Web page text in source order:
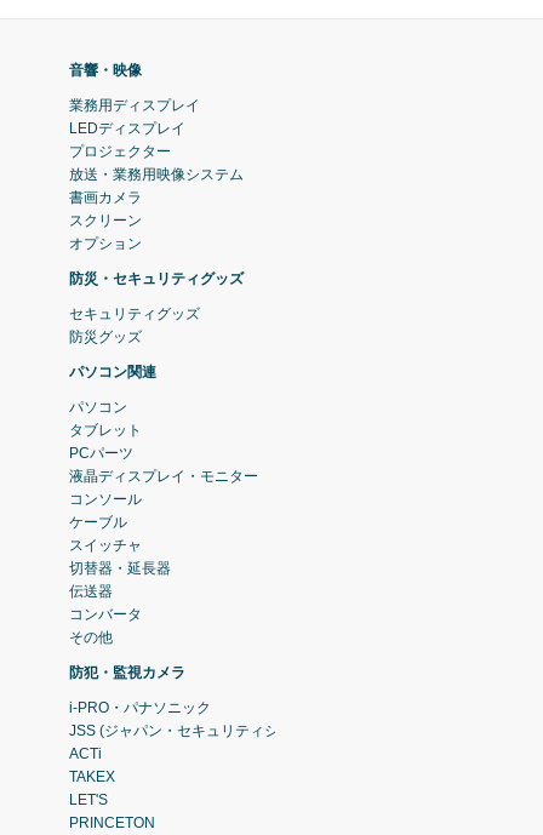
音響・映像
業務用ディスプレイ
LEDディスプレイ
プロジェクター
放送・業務用映像システム
書画カメラ
スクリーン
オプション
防災・セキュリティグッズ
セキュリティグッズ
防災グッズ
パソコン関連
パソコン
タブレット
PCパーツ
液晶ディスプレイ・モニター
コンソール
ケーブル
スイッチャ
切替器・延長器
伝送器
コンバータ
その他
防犯・監視カメラ
i-PRO・パナソニック
JSS (ジャパン・セキュリティシステム)
ACTi
TAKEX
LET'S
PRINCETON